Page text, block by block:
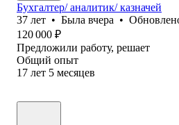
Бухгалтер/ аналитик/ казначей
37 лет • Была вчера •
120 000 ₽
Предложили работу, решает
Общий опыт
17 лет 5 месяцев